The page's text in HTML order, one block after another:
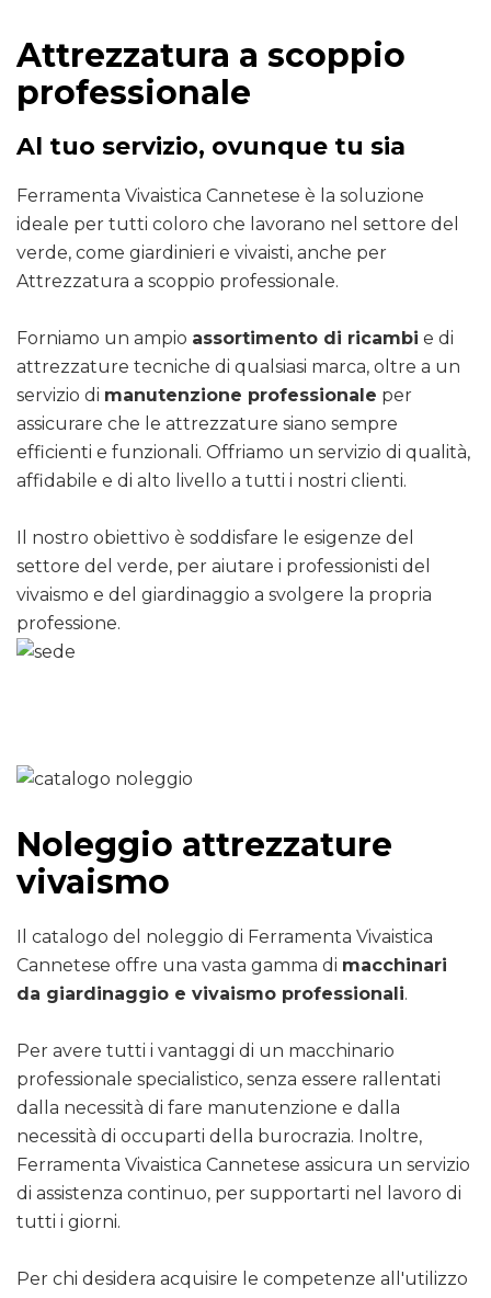
Attrezzatura a scoppio
professionale
Al tuo servizio, ovunque tu sia
Ferramenta Vivaistica Cannetese è la soluzione
ideale per tutti coloro che lavorano nel settore del
verde, come giardinieri e vivaisti, anche per
Attrezzatura a scoppio professionale.
Forniamo un ampio assortimento di ricambi e di
attrezzature tecniche di qualsiasi marca, oltre a un
servizio di manutenzione professionale per
assicurare che le attrezzature siano sempre
efficienti e funzionali. Offriamo un servizio di qualità,
affidabile e di alto livello a tutti i nostri clienti.
Il nostro obiettivo è soddisfare le esigenze del
settore del verde, per aiutare i professionisti del
vivaismo e del giardinaggio a svolgere la propria
professione.
Noleggio attrezzature
vivaismo
Il catalogo del noleggio di Ferramenta Vivaistica
Cannetese offre una vasta gamma di macchinari
da giardinaggio e vivaismo professionali.
Per avere tutti i vantaggi di un macchinario
professionale specialistico, senza essere rallentati
dalla necessità di fare manutenzione e dalla
necessità di occuparti della burocrazia. Inoltre,
Ferramenta Vivaistica Cannetese assicura un servizio
di assistenza continuo, per supportarti nel lavoro di
tutti i giorni.
Per chi desidera acquisire le competenze all'utilizzo